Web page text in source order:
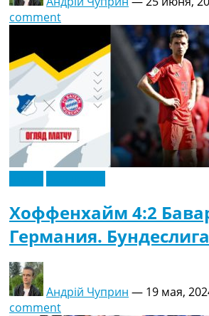
comment
Хоффенхайм 4:2
Германия.
Андрій Чуприн — 19 мая,
comment